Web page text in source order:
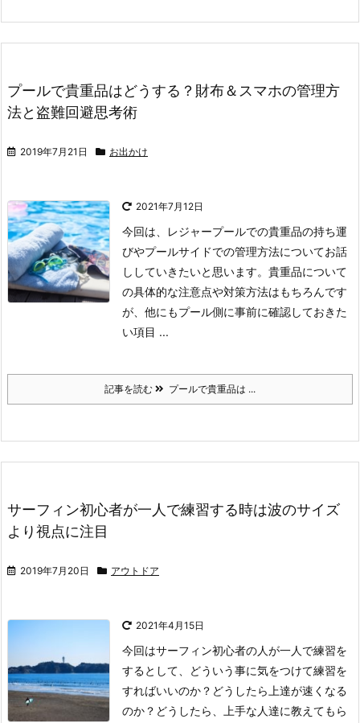
プールで貴重品はどうする？財布＆スマホの管理方
法と盗難回避思考術
2019年7月21日 お出かけ
2021年7月12日
今回は、レジャープールでの貴重品の持ち運
びやプールサイドでの管理方法についてお話
ししていきたいと思います。 貴重品について
の具体的な注意点や対策方法はもちろんです
が、他にもプール側に事前に確認しておきた
い項目 ...
記事を読む プールで貴重品は ...
サーフィン初心者が一人で練習する時は波のサイズ
より視点に注目
2019年7月20日 アウトドア
2021年4月15日
今回はサーフィン初心者の人が一人で練習を
するとして、どういう事に気をつけて練習を
すればいいのか？どうしたら上達が速くなる
のか？どうしたら、上手な人達に教えてもら